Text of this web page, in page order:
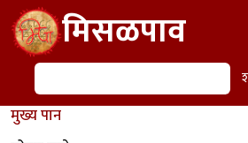
Skip to main contentमिसळपाव
शोध
मुख्य पान